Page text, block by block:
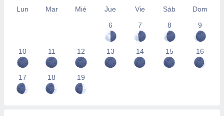
Lun Mar Mié Jue Vie Sáb
Dom
6
7 8 9
10 11 12 13 14 15 16
17 18 19